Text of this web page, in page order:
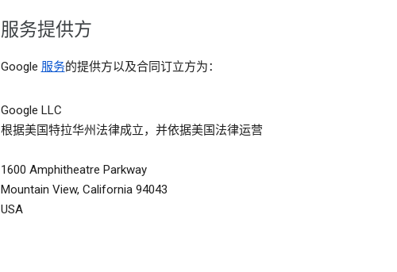
服务提供方
Google 服务的提供方以及合同订立方为：
Google LLC
根据美国特拉华州法律成立，并依据美国法律运营
1600 Amphitheatre Parkway
Mountain View, California 94043
USA